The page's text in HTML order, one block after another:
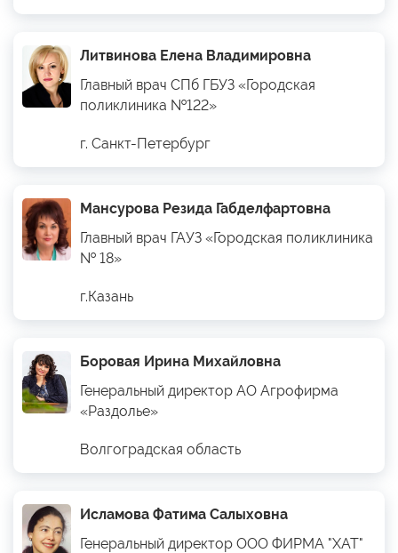
Литвинова Елена Владимировна
Главный врач СПб ГБУЗ «Городская
поликлиника №122»
г. Санкт-Петербург
Мансурова Резида Габделфартовна
Главный врач ГАУЗ «Городская поликлиника
№ 18»
г.Казань
Боровая Ирина Михайловна
Генеральный директор АО Агрофирма
«Раздолье»
Волгоградская область
Исламова Фатима Салыховна
Генеральный директор ООО ФИРМА "ХАТ"